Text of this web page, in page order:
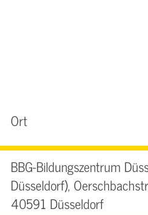
Ort
BBG-Bildungszentrum
Düsseldorf),
40591 Düsseldorf